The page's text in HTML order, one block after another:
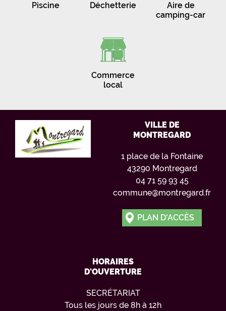
Piscine Déchetterie
Aire de
camping-car
Commerce
local
VILLE DE
MONTREGARD
1 place de la Fontaine
43290 Montregard
04 71 59 93 45
commune@montregard.fr
PLAN D'ACCÈS
HORAIRES
D'OUVERTURE
SECRÉTARIAT
Tous les jours de 8h à 12h